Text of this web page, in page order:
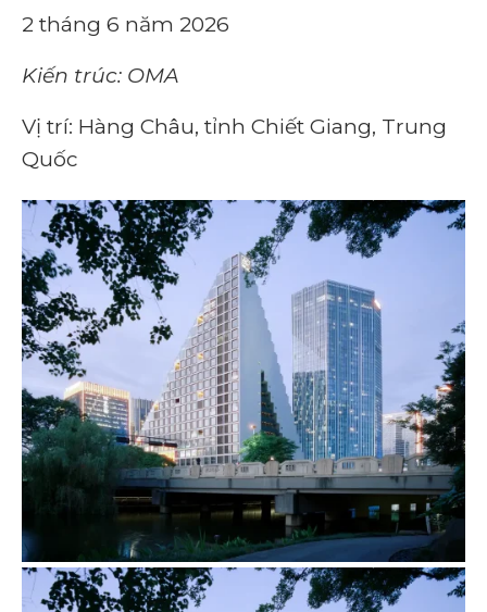
2 tháng 6 năm 2026
Kiến trúc: OMA
Vị trí: Hàng Châu, tỉnh Chiết Giang, Trung
Quốc